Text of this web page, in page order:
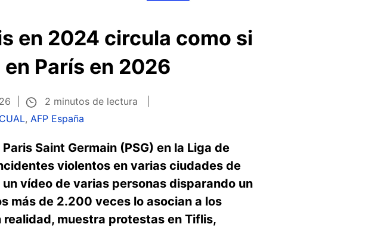
en 2024 circula como si
París en 2026
2 minutos de lectura
, AFP España
Saint Germain (PSG) en la Liga de
violentos en varias ciudades de
vídeo de varias personas disparando un
más de 2.200 veces lo asocian a los
muestra protestas en Tiflis,